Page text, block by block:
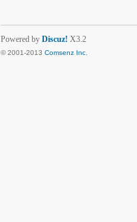
Powered by Discuz! X3.2
© 2001-2013 Comsenz Inc.